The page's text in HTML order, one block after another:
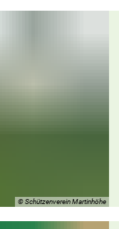
© Schützenverein Martinhöhe